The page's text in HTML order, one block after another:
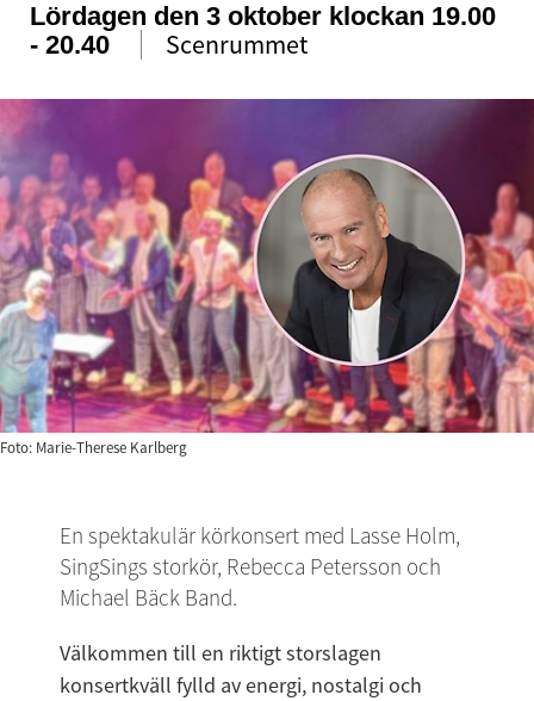
Lördagen den 3 oktober klockan 19.00
- 20.40
Scenrummet
Foto: Marie-Therese Karlberg
En spektakulär körkonsert med Lasse Holm,
SingSings storkör, Rebecca Petersson och
Michael Bäck Band.
Välkommen till en riktigt storslagen
konsertkväll fylld av energi, nostalgi och